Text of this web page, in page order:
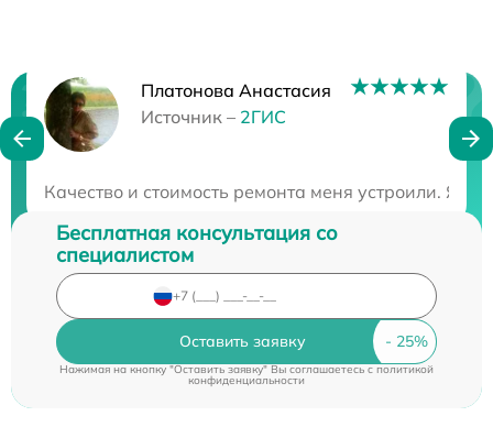
Платонова Анастасия
Источник – 2ГИС
Качество и стоимость ремонта меня устроили. Я
Нужна консультация?
Бесплатная консультация со
специалистом
Оставить заявку
Нажимая на кнопку "Оставить заявку" Вы соглашаетесь cполитикой
конфиденциальности